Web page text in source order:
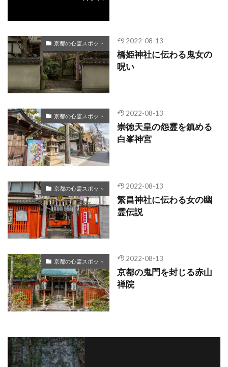
京都の心霊スポット 2022-08-13
橋姫神社に伝わる鬼女の
呪い
京都の心霊スポット 2022-08-13
崇徳天皇の怨霊を鎮める
白峯神宮
京都の心霊スポット 2022-08-13
繁昌神社に伝わる女の幽
霊伝説
京都の心霊スポット 2022-08-13
京都の鬼門を封じる赤山
禅院